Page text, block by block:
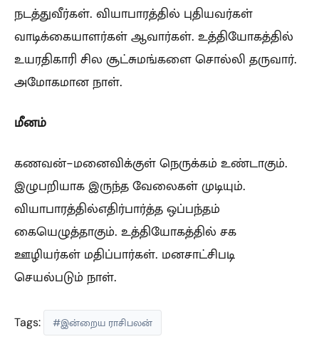
நடத்துவீர்கள். வியாபாரத்தில் புதியவர்கள்
வாடிக்கையாளர்கள் ஆவார்கள். உத்தியோகத்தில்
உயரதிகாரி சில சூட்சுமங்களை சொல்லி தருவார்.
அமோகமான நாள்.
மீனம்
கணவன்-மனைவிக்குள் நெருக்கம் உண்டாகும்.
இழுபறியாக இருந்த வேலைகள் முடியும்.
வியாபாரத்தில்எதிர்பார்த்த ஒப்பந்தம்
கையெழுத்தாகும். உத்தியோகத்தில் சக
ஊழியர்கள் மதிப்பார்கள். மனசாட்சிபடி
செயல்படும் நாள்.
Tags: #இன்றைய ராசிபலன்